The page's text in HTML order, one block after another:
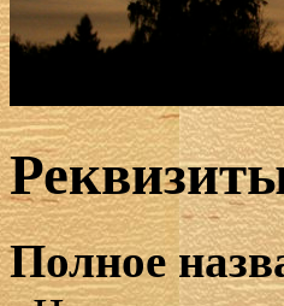
Полное